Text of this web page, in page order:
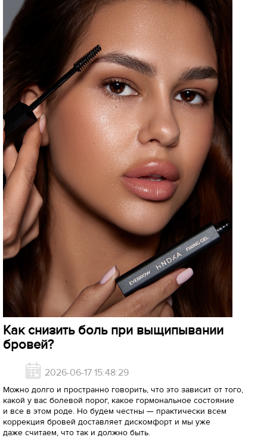
Как снизить боль при выщипывании
бровей?
2026-06-17 15:48:29
Можно долго и пространно говорить, что это зависит от того,
какой у вас болевой порог, какое гормональное состояние
и все в этом роде. Но будем честны — практически всем
коррекция бровей доставляет дискомфорт и мы уже
даже считаем, что так и должно быть.